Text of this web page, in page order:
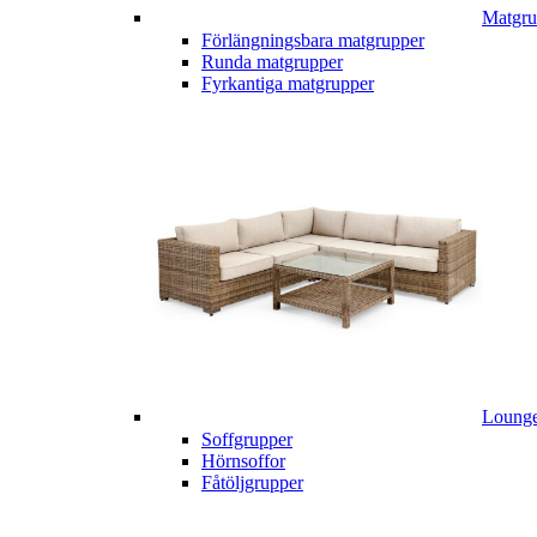
Förlängningsbara matgrupper
Runda matgrupper
Fyrkantiga matgrupper
Soffgrupper
Hörnsoffor
Fåtöljgrupper